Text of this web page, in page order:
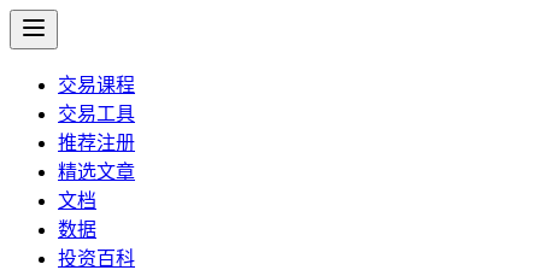
交易课程
交易工具
推荐注册
精选文章
文档
数据
投资百科